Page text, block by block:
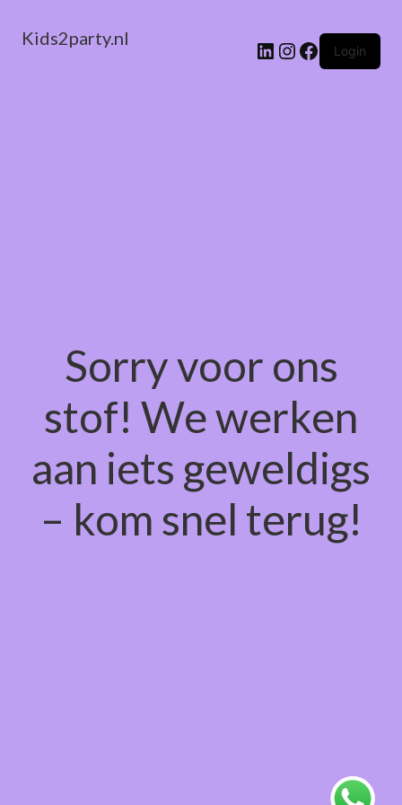
Kids2party.nl LinkedIn
Instagram
Facebook
Login
Sorry voor ons
stof! We werken
aan iets geweldigs
– kom snel terug!